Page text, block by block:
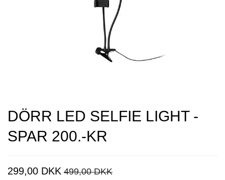
DÖRR LED SELFIE LIGHT -
SPAR 200.-KR
299,00 DKK 499,00 DKK